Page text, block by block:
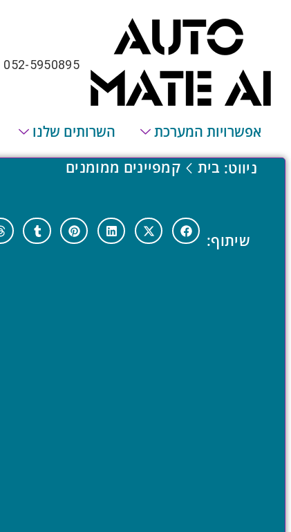
052-5950895
אפשרויות המערכת השרותים שלנו
ניווט: בית קמפיינים ממומנים
שיתוף: